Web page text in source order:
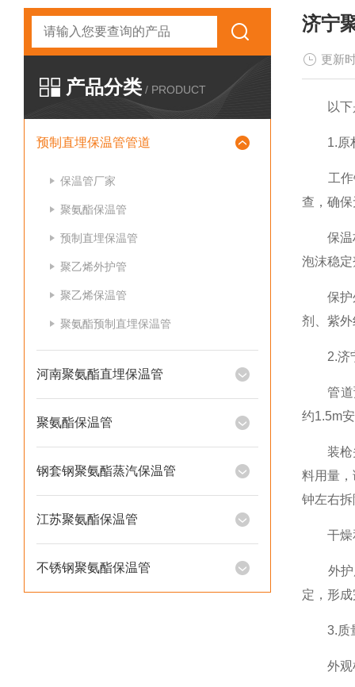
产品分类 / PRODUCT
预制直埋保温管管道
保温管厂家
聚氨酯保温管
预制直埋保温管
聚乙烯外护管
聚乙烯保温管
聚氨酯预制直埋保温管
河南聚氨酯直埋保温管
聚氨酯保温管
钢套钢聚氨酯蒸汽保温管
江苏聚氨酯保温管
不锈钢聚氨酯保温管
济宁
更新
以下
1.原
工作钢
查，确
保温材
泡沫稳
保护外
剂、紫
2.济宁
管道预
约1.5m
装枪头
料用量
钟左右
干燥和
外护层
定，形
3.质
外观检